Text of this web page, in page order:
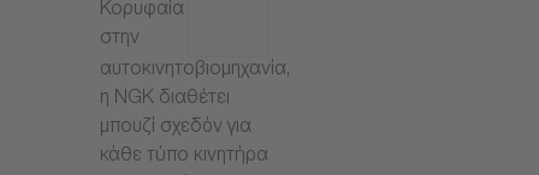
Κορυφαία
στην
αυτοκινητοβιομηχανία,
η NGK διαθέτει
μπουζί σχεδόν για
κάθε τύπο κινητήρα